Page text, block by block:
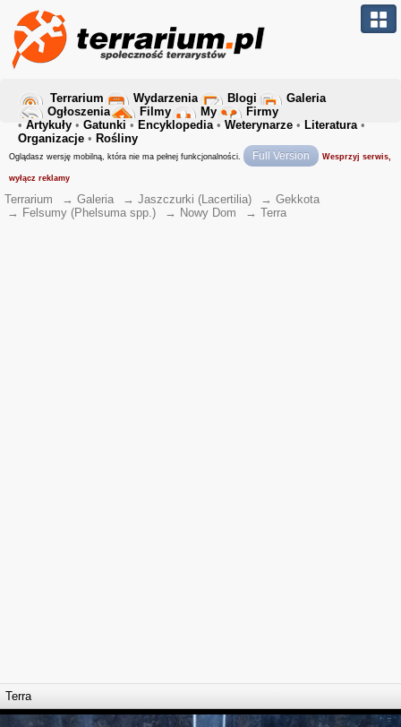
Terrarium Wydarzenia Blogi
Galeria
Ogłoszenia
Filmy My
Firmy
• Artykuły • Gatunki • Encyklopedia• Weterynarze • Literatura•
Organizacje • Rośliny
Oglądasz wersję mobilną, która nie ma pełnej funkcjonalności. Full Version Wesprzyj serwis,
wyłącz reklamy
Terrarium → Galeria → Jaszczurki (Lacertilia) → Gekkota
→ Felsumy (Phelsuma spp.) → Nowy Dom → Terra
Terra